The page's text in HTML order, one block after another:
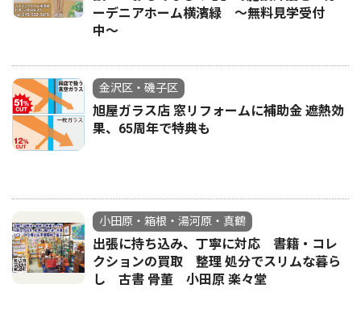
ーデニアホーム横濱緑 〜無料見学受付
中〜
金沢区・磯子区
旭屋ガラス店 窓リフォームに補助金 遮熱効
果、65周年で特典も
小田原・箱根・湯河原・真鶴
出張に持ち込み、丁寧に対応 書籍・コレ
クションの買取 整理 処分でスリムな暮ら
し 古書 骨董 小田原 楽々堂